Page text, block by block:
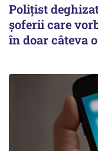
Polițist
șoferii care
în doar câteva